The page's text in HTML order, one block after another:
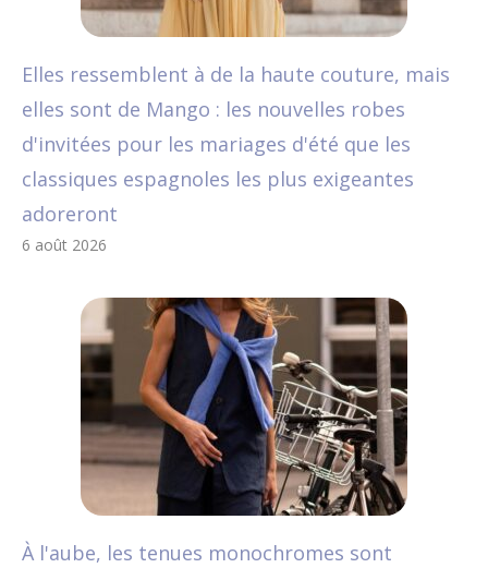
Elles ressemblent à de la haute couture, mais
elles sont de Mango : les nouvelles robes
d'invitées pour les mariages d'été que les
classiques espagnoles les plus exigeantes
adoreront
6 août 2026
À l'aube, les tenues monochromes sont